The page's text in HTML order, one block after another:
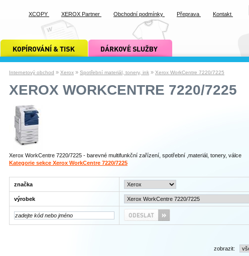
Internetový obchod » Xerox » Spotřební materiál, tonery, ink » Xerox WorkCentre 7220/7225
XEROX WORKCENTRE 7220/7225
Xerox WorkCentre 7220/7225 - barevné multifunkční zařízení, spotřební ,materiál, tonery, válce
Kategorie sekce Xerox WorkCentre 7220/7225
značka
výrobek
zobrazit:
kopírování a tisk xcopy dárkové služby xcopy
XCOPY XEROX Partner Obchodní podmínky Přeprava Kontakt